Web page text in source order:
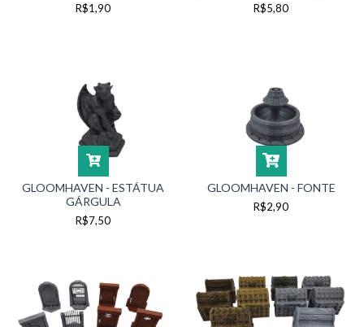
R$1,90 R$5,80
GLOOMHAVEN - ESTÁTUA
GÁRGULA
R$7,50
GLOOMHAVEN - FONTE
R$2,90